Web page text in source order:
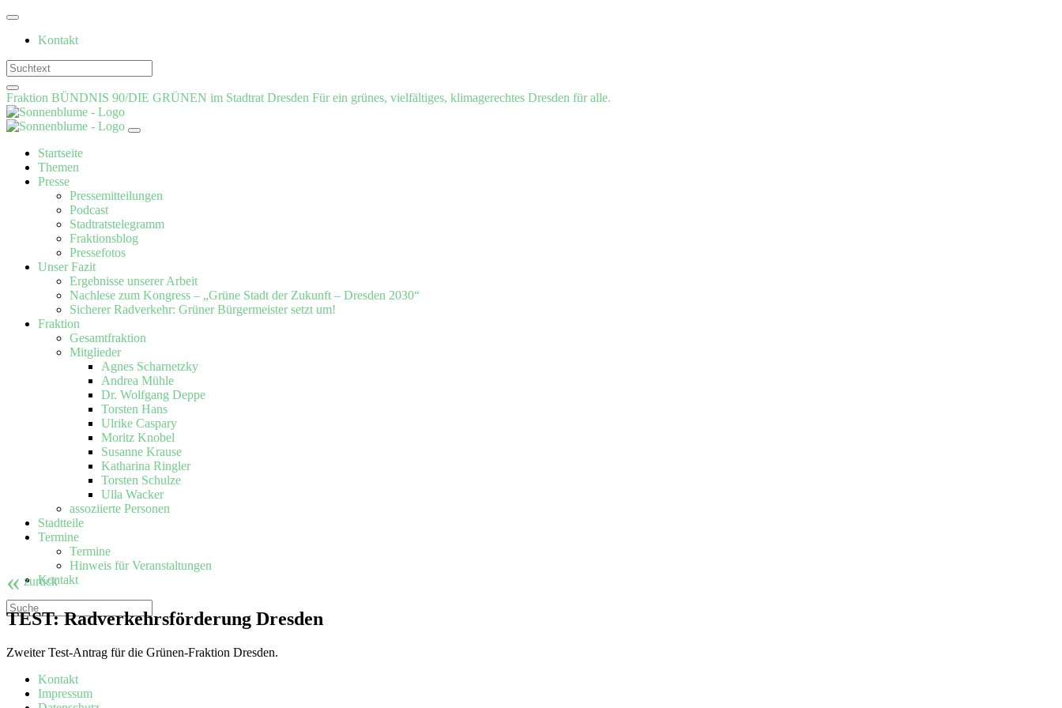
Weiter
Inhalt
Kontakt
Fraktion BÜNDNIS 90/DIE GRÜNEN im Stadtrat Dresden Für ein grünes, vielfältiges, klimagerechtes Dresden für alle.
Startseite
Themen
Presse
Pressemitteilungen
Podcast
Stadtratstelegramm
Fraktionsblog
Pressefotos
Unser Fazit
Ergebnisse unserer Arbeit
Nachlese zum Kongress – „Grüne Stadt der Zukunft – Dresden 2030“
Sicherer Radverkehr: Grüner Bürgermeister setzt um!
Fraktion
Gesamtfraktion
Mitglieder
Agnes Scharnetzky
Andrea Mühle
Dr. Wolfgang Deppe
Torsten Hans
Ulrike Caspary
Moritz Knobel
Susanne Krause
Katharina Ringler
Torsten Schulze
Ulla Wacker
assoziierte Personen
Stadtteile
Termine
Termine
Hinweis für Veranstaltungen
Kontakt
« zurück
TEST: Radverkehrsförderung Dresden
Zweiter Test-Antrag für die Grünen-Fraktion Dresden.
Kontakt
Impressum